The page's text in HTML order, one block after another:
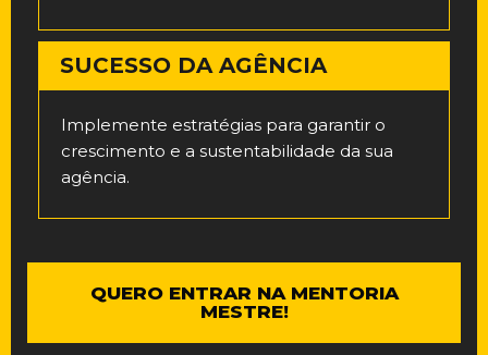
SUCESSO DA AGÊNCIA
Implemente estratégias para garantir o
crescimento e a sustentabilidade da sua
agência.
QUERO ENTRAR NA MENTORIA
MESTRE!